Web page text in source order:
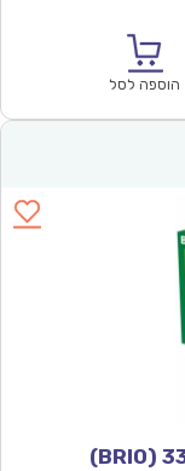
הוספה לסל